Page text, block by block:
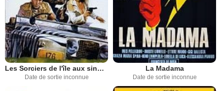
Les Sorciers de l'île aux singes
Date de sortie inconnue
La Madama
Date de sortie inconnue